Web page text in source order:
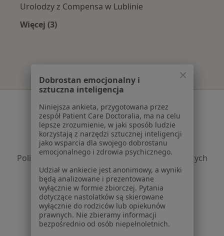
Urolodzy z Compensa w Lublinie
Więcej (3)
Serwis
Regulamin
Polityka prywatności pacjentów
Polityka prywatności profesjonalistów
Polityka prywatności dla profesjonalistów, których
dane pozyskaliśmy samodzielnie
Polityka cookies
Jak działają wyniki wyszukiwania
Dostępność
O nas
Praca
Rekrutujemy!
Dobrostan emocjonalny i
sztuczna inteligencja
Niniejsza ankieta, przygotowana przez
zespół Patient Care Doctoralia, ma na celu
lepsze zrozumienie, w jaki sposób ludzie
korzystają z narzędzi sztucznej inteligencji
jako wsparcia dla swojego dobrostanu
emocjonalnego i zdrowia psychicznego.
Udział w ankiecie jest anonimowy, a wyniki
będą analizowane i prezentowane
wyłącznie w formie zbiorczej. Pytania
dotyczące nastolatków są skierowane
wyłącznie do rodziców lub opiekunów
prawnych. Nie zbieramy informacji
bezpośrednio od osób niepełnoletnich.